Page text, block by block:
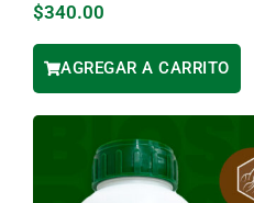
$340.00
AGREGAR A CARRITO